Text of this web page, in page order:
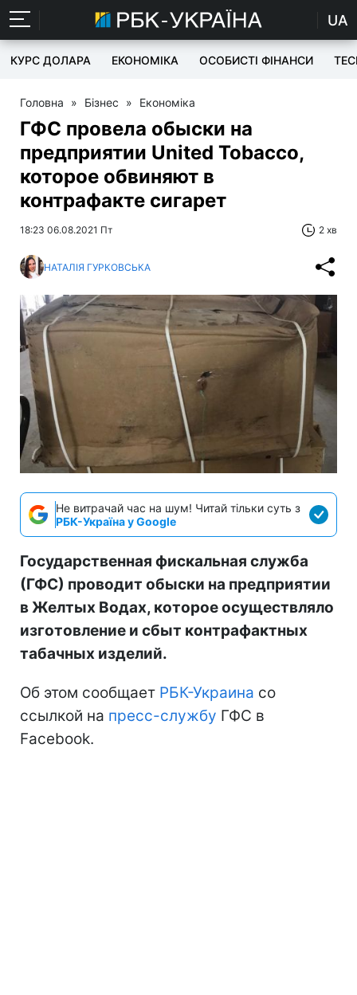
UA
КУРС ДОЛАРА ЕКОНОМІКА ОСОБИСТІ ФІНАНСИ
Головна » Бізнес » Економіка
ГФС провела обыски на
предприятии United Tobacco,
которое обвиняют в
контрафакте сигарет
18:23 06.08.2021 Пт 2 хв
НАТАЛІЯ ГУРКОВСЬКА
Не витрачай час на шум! Читай тільки суть з
РБК-Україна у Google
Государственная фискальная служба
(ГФС) проводит обыски на предприятии
в Желтых Водах, которое осуществляло
изготовление и сбыт контрафактных
табачных изделий.
Об этом сообщает РБК-Украина со
ссылкой на пресс-службу ГФС в
Facebook.